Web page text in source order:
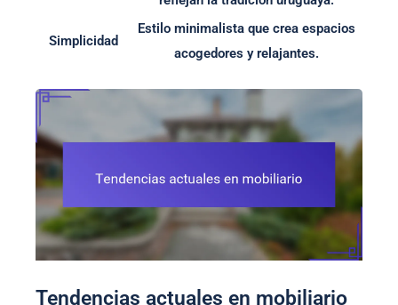
Simplicidad
Estilo minimalista que crea espacios
acogedores y relajantes.
Tendencias actuales en mobiliario